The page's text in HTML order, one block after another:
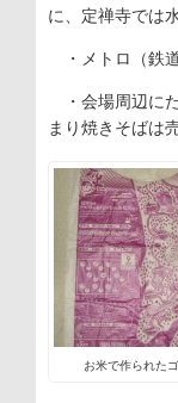
に、定禅寺では
・メトロ（鉄
・会場周辺に
まり焼きそばは
お米で作られた